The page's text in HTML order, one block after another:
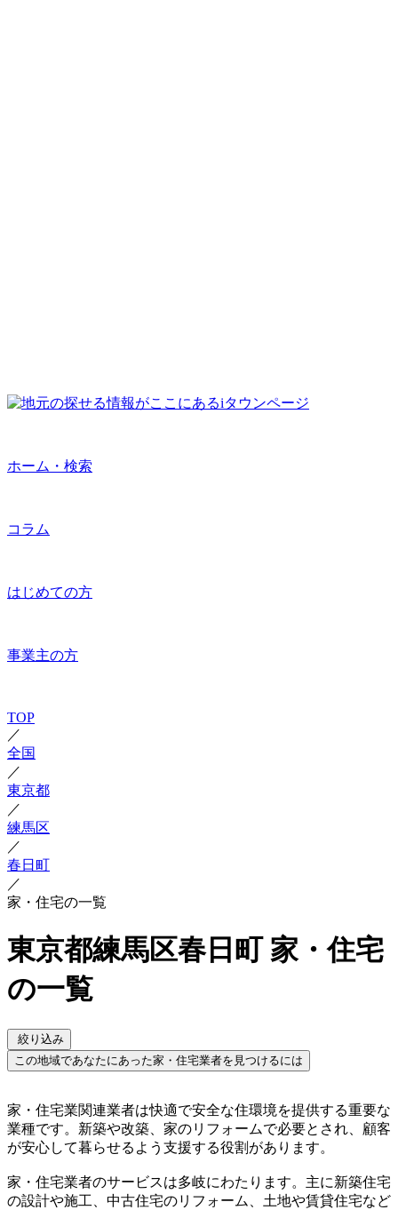
ホーム・検索
コラム
はじめての方
事業主の方
TOP
／
全国
／
東京都
／
練馬区
／
春日町
／
家・住宅の一覧
東京都練馬区春日町 家・住宅
の一覧
絞り込み
この地域であなたにあった家・住宅業者を見つけるには
家・住宅業関連業者は快適で安全な住環境を提供する重要な
業種です。新築や改築、家のリフォームで必要とされ、顧客
が安心して暮らせるよう支援する役割があります。
家・住宅業者のサービスは多岐にわたります。主に新築住宅
の設計や施工、中古住宅のリフォーム、土地や賃貸住宅など